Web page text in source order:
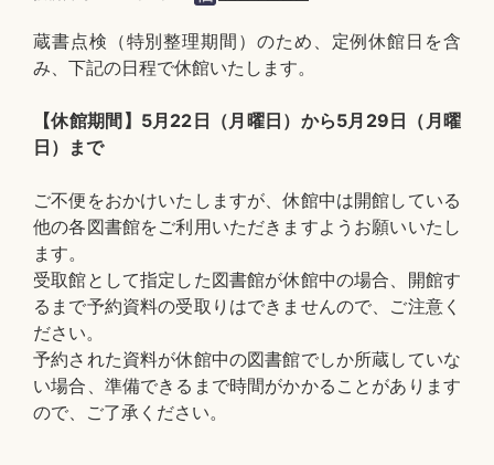
蔵書点検（特別整理期間）のため、定例休館日を含
み、下記の日程で休館いたします。
【休館期間】5月22日（月曜日）から5月29日（月曜
日）まで
ご不便をおかけいたしますが、休館中は開館している
他の各図書館をご利用いただきますようお願いいたし
ます。
受取館として指定した図書館が休館中の場合、開館す
るまで予約資料の受取りはできませんので、ご注意く
ださい。
予約された資料が休館中の図書館でしか所蔵していな
い場合、準備できるまで時間がかかることがあります
ので、ご了承ください。